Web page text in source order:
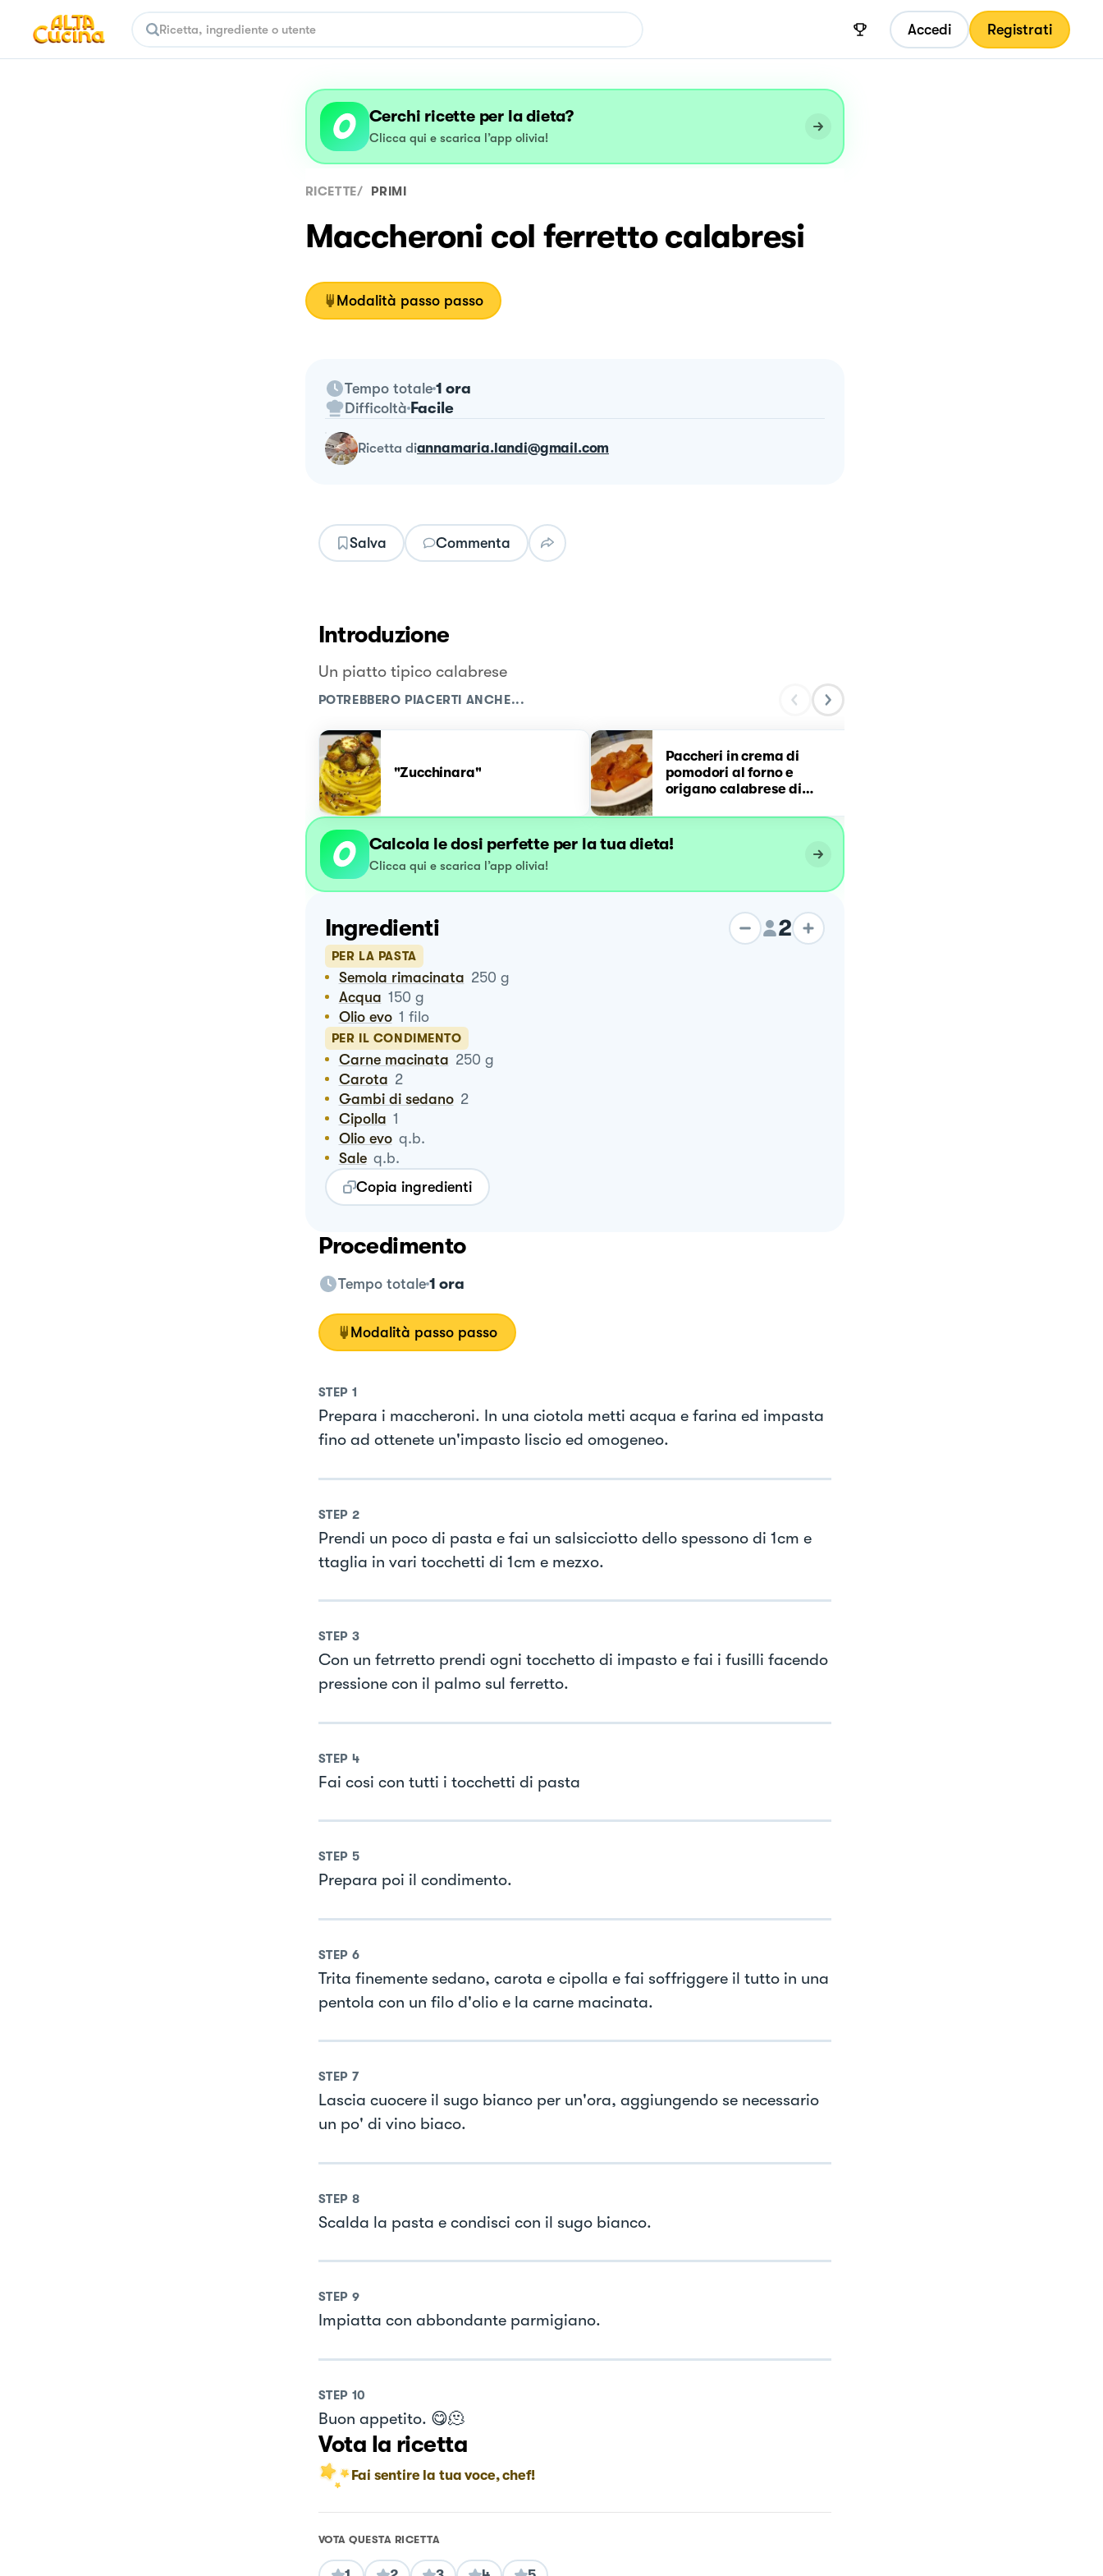
Accedi Registrati
Cerchi ricette per la dieta?
Clicca qui e scarica l’app olivia!
RICETTE/ PRIMI
Maccheroni col ferretto calabresi
Modalità passo passo
Tempo totale 1 ora
Difficoltà Facile
ricetta diannamaria.landi@gmail.com
Salva Commenta
Introduzione
Un piatto tipico calabrese
POTREBBERO PIACERTI ANCHE...
"Zucchinara"
Paccheri in crema di
pomodori al forno e
origano calabrese di
Calcola le dosi perfette per la tua dieta!
Clicca qui e scarica l’app olivia!
Ingredienti 2
PER LA PASTA
Semola rimacinata 250 g
Acqua 150 g
Olio evo 1 filo
PER IL CONDIMENTO
Carne macinata 250 g
Carota 2
Gambi di sedano 2
Cipolla 1
Olio evo q.b.
Sale q.b.
Copia ingredienti
Procedimento
Tempo totale 1 ora
Modalità passo passo
STEP 1
Prepara i maccheroni. In una ciotola metti acqua e farina ed impasta
fino ad ottenete un'impasto liscio ed omogeneo.
STEP 2
Prendi un poco di pasta e fai un salsicciotto dello spessono di 1cm e
ttaglia in vari tocchetti di 1cm e mezxo.
STEP 3
Con un fetrretto prendi ogni tocchetto di impasto e fai i fusilli facendo
pressione con il palmo sul ferretto.
STEP 4
Fai cosi con tutti i tocchetti di pasta
STEP 5
Prepara poi il condimento.
STEP 6
Trita finemente sedano, carota e cipolla e fai soffriggere il tutto in una
pentola con un filo d'olio e la carne macinata.
STEP 7
Lascia cuocere il sugo bianco per un'ora, aggiungendo se necessario
un po' di vino biaco.
STEP 8
Scalda la pasta e condisci con il sugo bianco.
STEP 9
Impiatta con abbondante parmigiano.
STEP 10
Buon appetito. 😋🫠
Vota la ricetta
Fai sentire la tua voce, chef!
VOTA QUESTA RICETTA